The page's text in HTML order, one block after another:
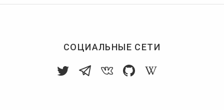
СОЦИАЛЬНЫЕ СЕТИ